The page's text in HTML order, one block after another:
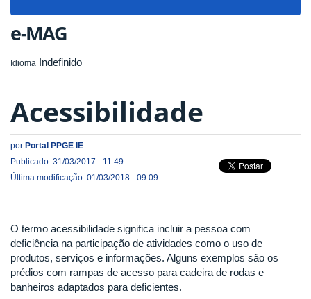
e-MAG
Idioma Indefinido
Acessibilidade
por Portal PPGE IE
Publicado: 31/03/2017 - 11:49
Última modificação: 01/03/2018 - 09:09
O termo acessibilidade significa incluir a pessoa com
deficiência na participação de atividades como o uso de
produtos, serviços e informações. Alguns exemplos são os
prédios com rampas de acesso para cadeira de rodas e
banheiros adaptados para deficientes.